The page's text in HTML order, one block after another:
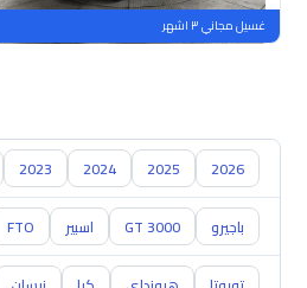
غسيل مجاني ٣ اشهر
2026
2025
2024
2023
باجيرو GT 3000 اسبير FTO